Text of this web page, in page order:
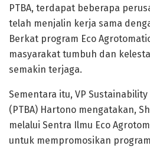
PTBA, terdapat beberapa
telah menjalin kerja sama
Berkat program Eco
masyarakat tumbuh dan
semakin terjaga.
Sementara itu, VP Sustainability
(PTBA) Hartono mengatakan,
melalui Sentra Ilmu Eco
untuk mempromosikan